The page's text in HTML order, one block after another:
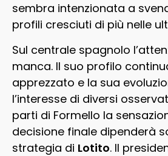
sembra intenzionata a
profili cresciuti di più nelle
Sul centrale spagnolo
manca. Il suo profilo
apprezzato e la sua
l’interesse di diversi
parti di Formello la
decisione finale dipenderà
strategia di Lotito. Il